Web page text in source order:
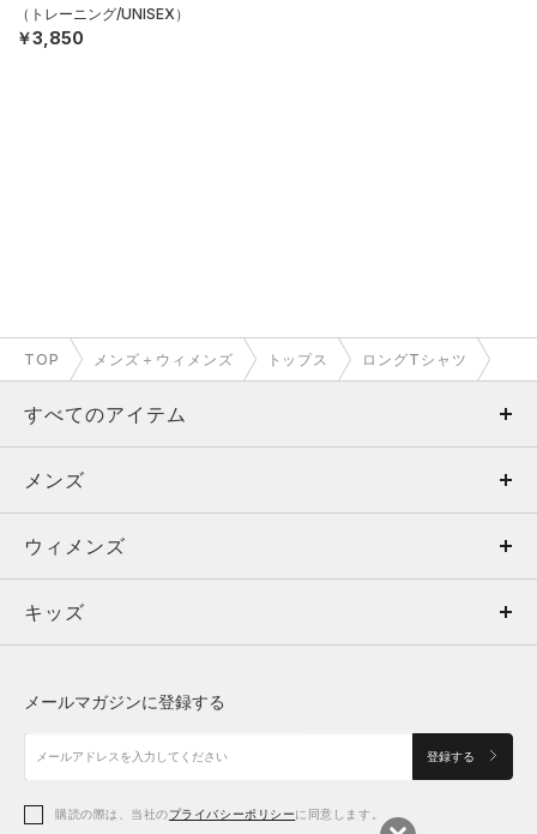
（トレーニング/UNISEX）
￥3,850
TOP メンズ＋ウィメンズ トップス ロングTシャツ
すべてのアイテム
メンズ
ウィメンズ
キッズ
アクセサリー
メンズ
トップス
ボトムス
アクセサリー
ウィメンズ
トップス
シューズ
アクセサリー
キッズ
シューズ
メールマガジンに登録する
登録する
購読の際は、当社のプライバシーポリシーに同意します。